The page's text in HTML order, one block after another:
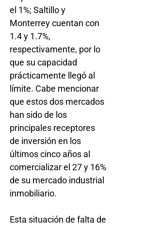
el 1%; Saltillo y
Monterrey cuentan con
1.4 y 1.7%,
respectivamente, por lo
que su capacidad
prácticamente llegó al
límite. Cabe mencionar
que estos dos mercados
han sido de los
principales receptores
de inversión en los
últimos cinco años al
comercializar el 27 y 16%
de su mercado industrial
inmobiliario.
Esta situación de falta de